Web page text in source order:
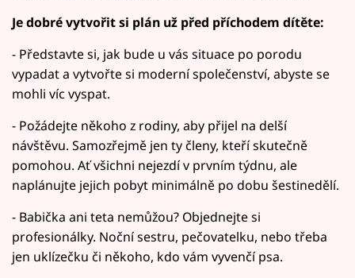
Je dobré vytvořit si plán už před příchodem dítěte:
- Představte si, jak bude u vás situace po porodu
vypadat a vytvořte si moderní společenství, abyste se
mohli víc vyspat.
- Požádejte někoho z rodiny, aby přijel na delší
návštěvu. Samozřejmě jen ty členy, kteří skutečně
pomohou. Ať všichni nejezdí v prvním týdnu, ale
naplánujte jejich pobyt minimálně po dobu šestinedělí.
- Babička ani teta nemůžou? Objednejte si
profesionálky. Noční sestru, pečovatelku, nebo třeba
jen uklízečku či někoho, kdo vám vyvenčí psa.